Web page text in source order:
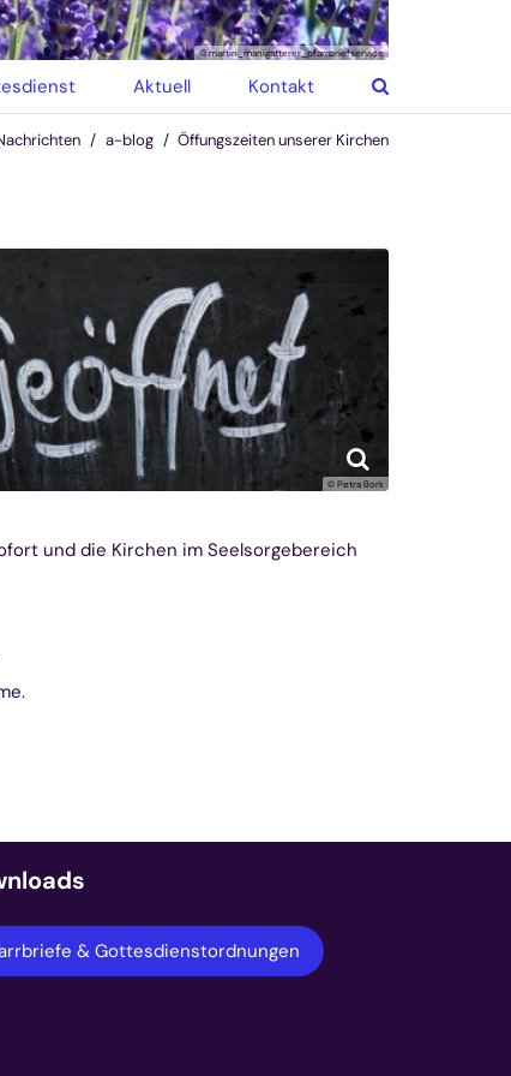
Aktuell Kontakt
© martin_manigatterer_pfarrbriefservice
a-blog Öffungszeiten unserer Kirchen
© Petra Bork
und die Kirchen im Seelsorgebereich
& Gottesdienstordnungen